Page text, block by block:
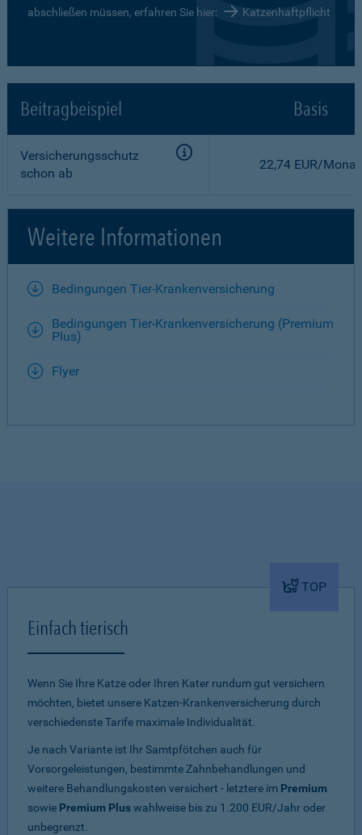
abschließen müssen, erfahren Sie hier:
Katzenhaftpflicht
Beitragbeispiel Basis
Versicherungsschutz
schon ab
22,74 EUR/Monat
Weitere Informationen
Bedingungen Tier-Krankenversicherung
Bedingungen Tier-Krankenversicherung (Premium
Plus)
Flyer
TOP
Einfach tierisch
Wenn Sie Ihre Katze oder Ihren Kater rundum gut versichern
möchten, bietet unsere Katzen-Krankenversicherung durch
verschiedenste Tarife maximale Individualität.
Je nach Variante ist Ihr Samtpfötchen auch für
Vorsorgeleistungen, bestimmte Zahnbehandlungen und
weitere Behandlungskosten versichert - letztere im Premium
sowie Premium Pluswahlweise bis zu 1.200 EUR/Jahr oder
unbegrenzt.